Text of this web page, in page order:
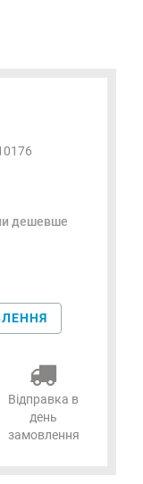
дешевше
Відправка в
день
замовлення